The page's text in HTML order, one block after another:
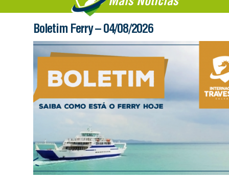
Boletim Ferry – 04/08/2026